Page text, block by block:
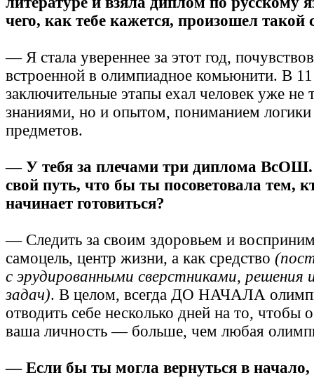
чего, как тебе кажется, произошел такой
— Я стала увереннее за этот год,
встроенной в олимпиадное комьюнити. В 11
заключительные этапы ехал человек уже не
знаниями, но и опытом, пониманием
предметов.
— У тебя за плечами три диплома
свой путь, что бы ты посоветовала тем,
начинает готовиться?
— Следить за своим здоровьем и
самоцель, центр жизни, а как средство
с эрудированными сверстниками, решения
задач). В целом, всегда ДО НАЧАЛА
отводить себе несколько дней на то, чтобы
ваша личность — больше, чем любая
— Если бы ты могла вернуться в